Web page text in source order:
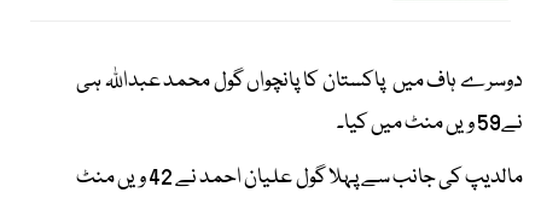
دوسرے ہاف میں پاکستان کا پانچواں گول محمد عبداللہ ہی
نے59 ویں منٹ میں کیا۔
مالدیپ کی جانب سے پہلا گول علیان احمد نے 42 ویں منٹ